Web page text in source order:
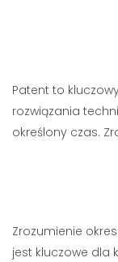
Patent to
rozwiązania
określony czas.
Zrozumienie
jest kluczowe dla